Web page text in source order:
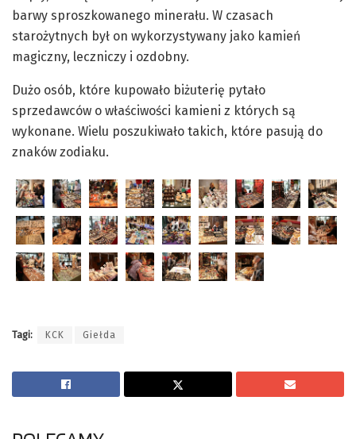
barwy sproszkowanego minerału. W czasach
starożytnych był on wykorzystywany jako kamień
magiczny, leczniczy i ozdobny.
Dużo osób, które kupowało biżuterię pytało
sprzedawców o właściwości kamieni z których są
wykonane. Wielu poszukiwało takich, które pasują do
znaków zodiaku.
Tagi: KCK Giełda